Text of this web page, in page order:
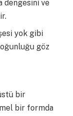
dengesini ve
yok gibi
göz
bir
bir formda